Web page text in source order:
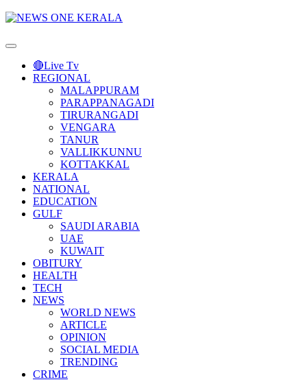
Primary
🔴Live Tv
REGIONAL
MALAPPURAM
PARAPPANAGADI
TIRURANGADI
VENGARA
TANUR
VALLIKKUNNU
KOTTAKKAL
KERALA
NATIONAL
EDUCATION
GULF
SAUDI ARABIA
UAE
KUWAIT
OBITURY
HEALTH
TECH
NEWS
WORLD NEWS
ARTICLE
OPINION
SOCIAL MEDIA
TRENDING
CRIME